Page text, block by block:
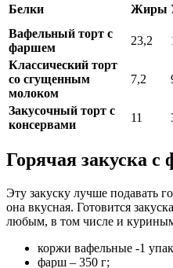
Белки Жиры
Вафельный торт с
фаршем
23,2
Классический торт
со сгущенным
молоком
7,2
Закусочный торт с
консервами
11
Горячая закуска
Эту закуску лучше подавать
она вкусная. Готовится
любым, в том числе и
коржи вафельные -1
фарш – 350 г;